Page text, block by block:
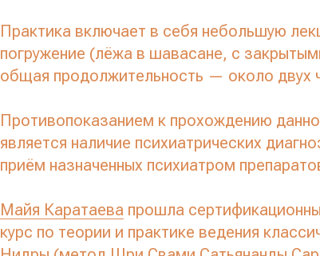
Практика включает в себя небольшую
погружение (лёжа в шавасане, с
общая продолжительность — около двух
Противопоказанием к прохождению
является наличие психиатрических
приём назначенных психиатром
Майя Каратаева прошла
курс по теории и практике ведения